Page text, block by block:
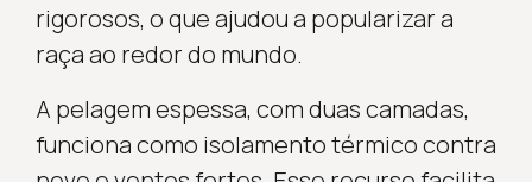
rigorosos, o que ajudou a popularizar a
raça ao redor do mundo.
A pelagem espessa, com duas camadas,
funciona como isolamento térmico contra